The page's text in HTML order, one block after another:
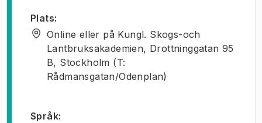
Plats:
Online eller på Kungl. Skogs-och
Lantbruksakademien, Drottninggatan 95
B, Stockholm (T:
Rådmansgatan/Odenplan)
Språk: